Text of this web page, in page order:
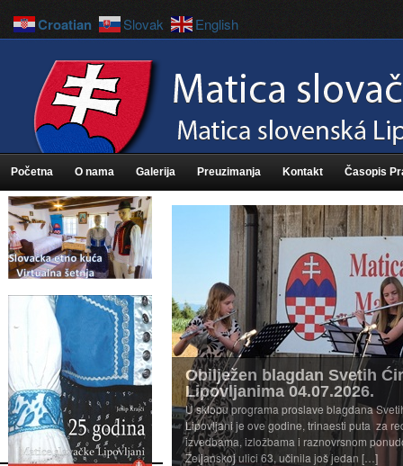
Početna O nama Galerija Preuzimanja Kontakt Časopis
Obilježen blagdan Svetih
Lipovljanima 04.07.2026.
U sklopu programa proslave blagdana
Lipovljani je ove godine, trinaesti puta za
izvedbama, izložbama i raznovrsnom
Željanskoj ulici 63, učinila još jedan […]
Croatian Slovak English